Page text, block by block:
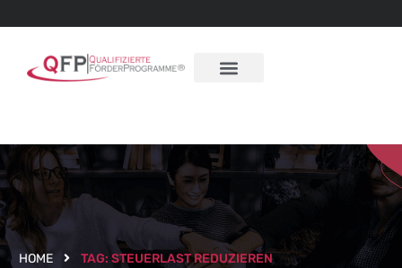
HOME TAG: STEUERLAST REDUZIEREN